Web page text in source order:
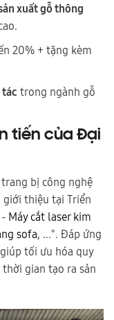
xuất gỗ thông
20% + tặng kèm
trong ngành gỗ
tiến của Đại
bị công nghệ
giới thiệu tại Triển
- Máy cắt laser kim
sofa, ...". Đáp ứng
tối ưu hóa quy
gian tạo ra sản